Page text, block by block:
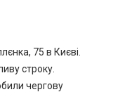
75 в Києві.
строку.
чергову